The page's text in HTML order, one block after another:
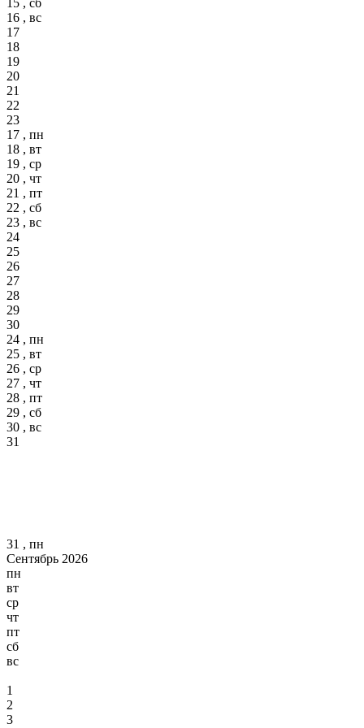
16 , вс
17
18
19
20
21
22
23
17 , пн
18 , вт
19 , ср
20 , чт
21 , пт
22 , сб
23 , вс
24
25
26
27
28
29
30
24 , пн
25 , вт
26 , ср
27 , чт
28 , пт
29 , сб
30 , вс
31
31 , пн
Сентябрь 2026
пн
вт
ср
чт
пт
сб
вс
1
2
3